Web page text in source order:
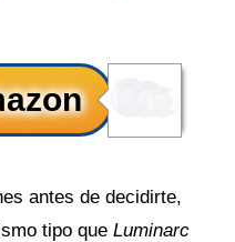
antes de decidirte,
tipo que Luminarc